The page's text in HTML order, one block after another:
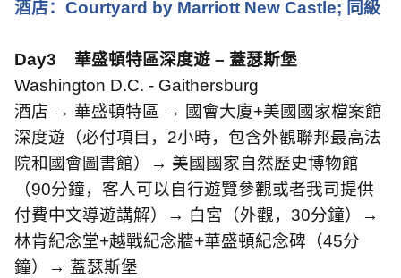
酒店： Courtyard by Marriott New Castle; 同級
Day3
華盛頓特區深度遊 – 蓋瑟斯堡
Washington D.C. - Gaithersburg
酒店 → 華盛頓特區 → 國會大廈+美國國家檔案館
深度遊（必付項目， 2小時，包含外觀聯邦最高法
院和國會圖書館）→ 美國國家自然歷史博物館
（90分鐘，客人可以自行遊覽參觀或者我司提供
付費中文導遊講解）→ 白宮（外觀， 30分鐘）→
林肯紀念堂+越戰紀念牆+華盛頓紀念碑（45分
鐘）→ 蓋瑟斯堡